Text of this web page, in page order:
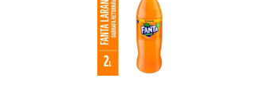
e o sabor inconfundível que